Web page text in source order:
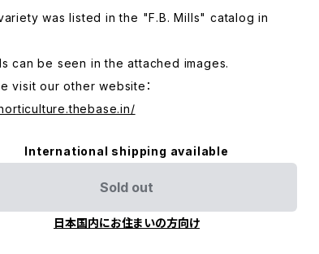
was listed in the "F.B. Mills" catalog in
can be seen in the attached images.
visit our other website：
International shipping available
Sold out
日本国内にお住まいの方向け